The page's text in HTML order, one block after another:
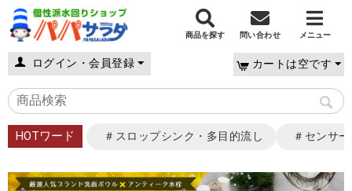
商品を探す 問い合わせ メニュー
ログイン・会員登録 カートは空です
HOTワード ＃スロップシンク・多目的流し ＃センサ